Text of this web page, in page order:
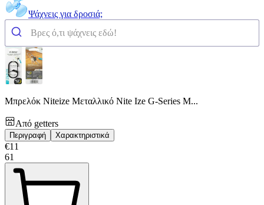
Ψάχνεις για δροσιά;
Μπρελόκ Niteize Μεταλλικό Nite Ize G-Series Μ...
Από getters
Περιγραφή Χαρακτηριστικά
€11
61